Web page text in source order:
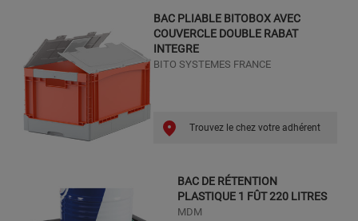
BAC PLIABLE BITOBOX AVEC
COUVERCLE DOUBLE RABAT
INTEGRE
BITO SYSTEMES FRANCE
Trouvez le chez votre adhérent
BAC DE RÉTENTION
PLASTIQUE 1 FÛT 220 LITRES
MDM